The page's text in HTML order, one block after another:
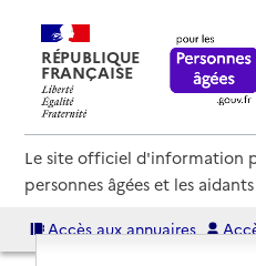
RÉPUBLIQUE
FRANÇAISE
Le site officiel d'information
personnes âgées et les aidants
Accès aux annuaires